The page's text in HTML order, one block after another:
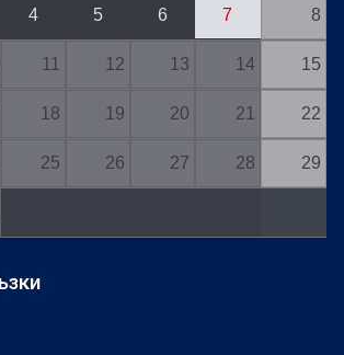
4 5 6 7 8
11 12 13 14 15
18 19 20 21 22
25 26 27 28 29